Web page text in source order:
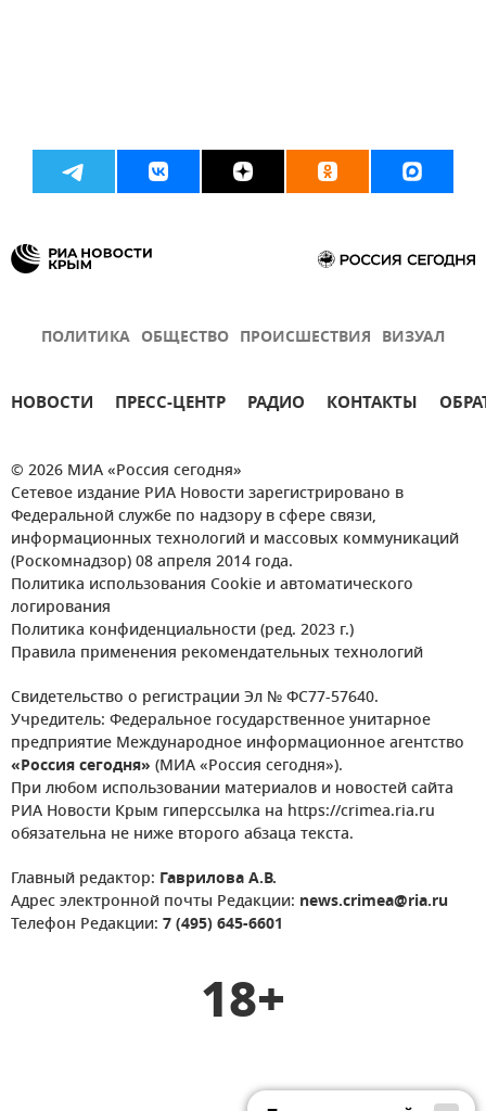
ПОЛИТИКА ОБЩЕСТВО ПРОИСШЕСТВИЯ ВИЗУАЛ
НОВОСТИ ПРЕСС-ЦЕНТР РАДИО КОНТАКТЫ
© 2026 МИА «Россия сегодня»
Сетевое издание РИА Новости зарегистрировано в
Федеральной службе по надзору в сфере связи,
информационных технологий и массовых коммуникаций
(Роскомнадзор) 08 апреля 2014 года.
Политика использования Cookie и автоматического
логирования
Политика конфиденциальности (ред. 2023 г.)
Правила применения рекомендательных технологий
Свидетельство о регистрации Эл № ФС77-57640.
Учредитель: Федеральное государственное унитарное
предприятие Международное информационное агентство
«Россия сегодня» (МИА «Россия сегодня»).
При любом использовании материалов и новостей сайта
РИА Новости Крым гиперссылка на https://crimea.ria.ru
обязательна не ниже второго абзаца текста.
Главный редактор: Гаврилова А.В.
Адрес электронной почты Редакции: news.crimea@ria.ru
Телефон Редакции: 7 (495) 645-6601
18+